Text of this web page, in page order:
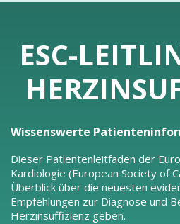
ESC-
Wissenswerte
Dieser Patientenleitfaden der
Kardiologie (European Society of
Überblick über die neuesten
Empfehlungen zur Diagnose und
Herzinsuffizienz geben.